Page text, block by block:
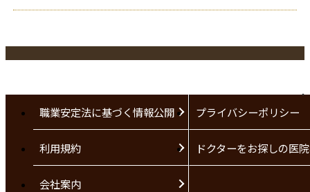
職業安定法に基づく情報公開 プライバシーポリシー
利用規約 ドクターをお探しの医
会社案内